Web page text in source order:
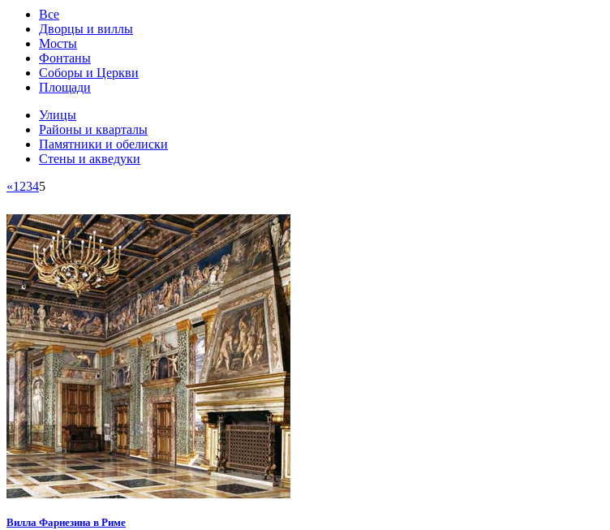
Все
Дворцы и виллы
Мосты
Фонтаны
Соборы и Церкви
Площади
Улицы
Районы и кварталы
Памятники и обелиски
Стены и акведуки
«1 2345
Вилла Фарнезина в Риме